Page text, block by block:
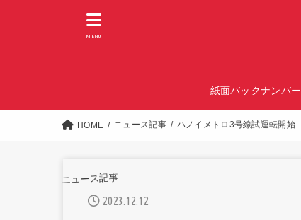
紙面バックナンバー
MENU
HOME ニュース記事 ハノイメトロ3号線試運転開始
ニュース記事
2023.12.12